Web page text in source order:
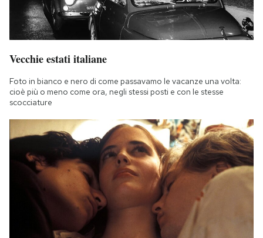
Vecchie estati italiane
Foto in bianco e nero di come passavamo le vacanze una volta:
cioè più o meno come ora, negli stessi posti e con le stesse
scocciature